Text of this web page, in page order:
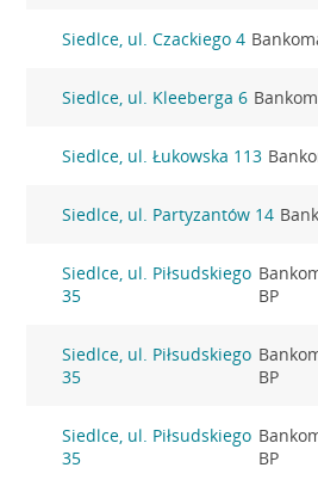
Siedlce, ul. Czackiego 4
Siedlce, ul. Kleeberga 6
Siedlce, ul. Łukowska 113
Siedlce, ul. Partyzantów 14
Siedlce, ul. Piłsudskiego
35
BP
Siedlce, ul. Piłsudskiego
35
BP
Siedlce, ul. Piłsudskiego
35
BP